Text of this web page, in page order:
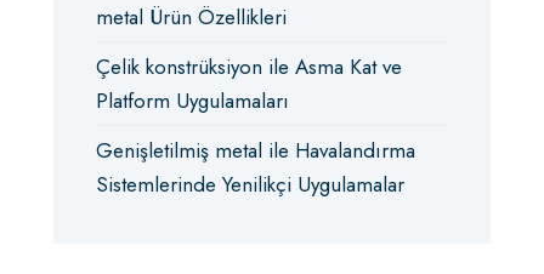
metal Ürün Özellikleri
Çelik konstrüksiyon ile Asma Kat ve
Platform Uygulamaları
Genişletilmiş metal ile Havalandırma
Sistemlerinde Yenilikçi Uygulamalar